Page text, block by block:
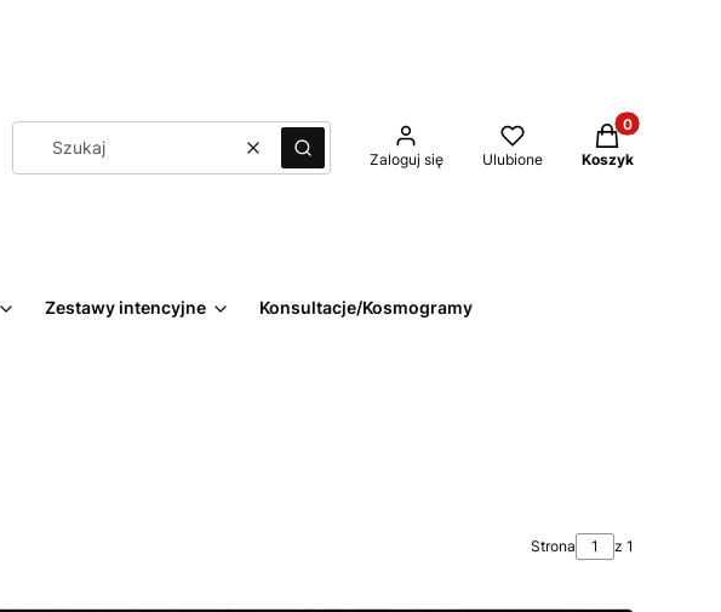
WyczyśćSzukaj Zaloguj się Ulubione
Produkty w
Koszyk
Zestawy intencyjne Konsultacje/Kosmogramy
Strona z 1